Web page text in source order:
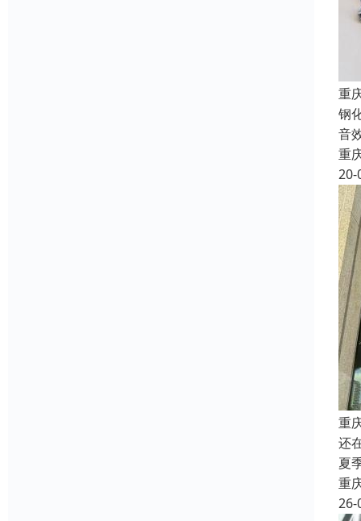
重
钢
音
重
20-
重
还
夏
重
26-